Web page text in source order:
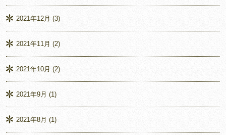
2021年12月 (3)
2021年11月 (2)
2021年10月 (2)
2021年9月 (1)
2021年8月 (1)